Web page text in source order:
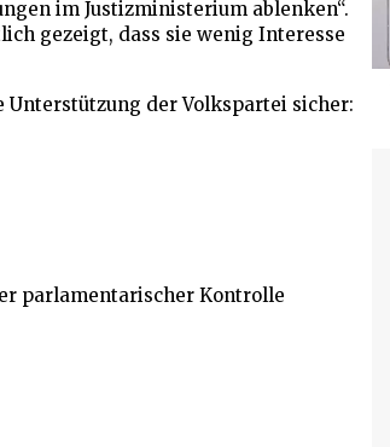
im Justizministerium ablenken“.
gezeigt, dass sie wenig Interesse
Unterstützung der Volkspartei sicher:
parlamentarischer Kontrolle